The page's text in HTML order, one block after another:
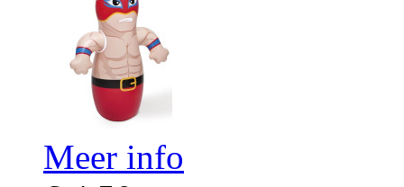
Meer info